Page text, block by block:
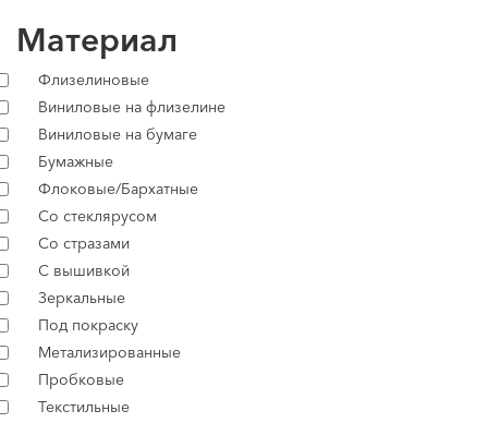
Материал
Флизелиновые
Виниловые на флизелине
Виниловые на бумаге
Бумажные
Флоковые/Бархатные
Со стеклярусом
Со стразами
С вышивкой
Зеркальные
Под покраску
Метализированные
Пробковые
Текстильные